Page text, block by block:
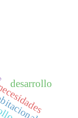
desarrollo